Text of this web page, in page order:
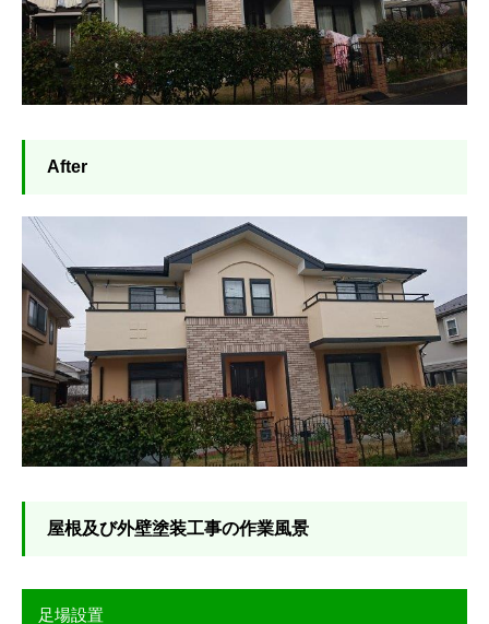
After
屋根及び外壁塗装工事の作業風景
足場設置